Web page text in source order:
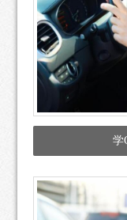
学